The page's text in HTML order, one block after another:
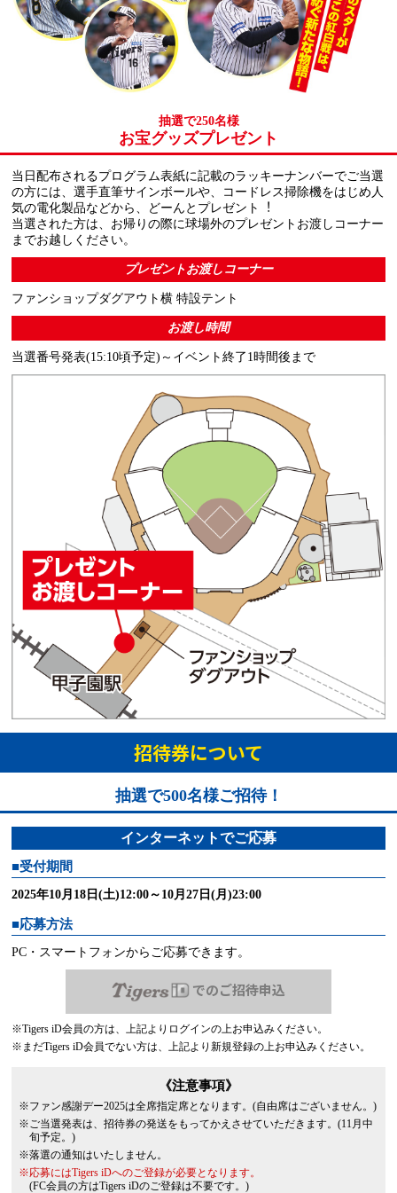
抽選で250名様
お宝グッズプレゼント
当日配布されるプログラム表紙に記載のラッキーナンバーでご当選
の方には、選手直筆サインボールや、コードレス掃除機をはじめ人
気の電化製品などから、どーんとプレゼント︕
当選された方は、お帰りの際に球場外のプレゼントお渡しコーナー
までお越しください。
プレゼントお渡しコーナー
ファンショップダグアウト横 特設テント
お渡し時間
当選番号発表(15:10頃予定)～イベント終了1時間後まで
招待券について
抽選で500名様ご招待！
インターネットでご応募
■受付期間
2025年10月18日(土)12:00～10月27日(月)23:00
■応募方法
PC・スマートフォンからご応募できます。
でのご招待申込
※Tigers iD会員の方は、上記よりログインの上お申込みください。
※まだTigers iD会員でない方は、上記より新規登録の上お申込みください。
《注意事項》
※ファン感謝デー2025は全席指定席となります。(自由席はございません。)
※ご当選発表は、招待券の発送をもってかえさせていただきます。(11月中
旬予定。)
※落選の通知はいたしません。
※応募にはTigers iDへのご登録が必要となります。
(FC会員の方はTigers iDのご登録は不要です。)